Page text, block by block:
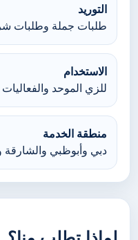
التوريد
طلبات جملة وطلبات
الاستخدام
للزي الموحد
منطقة الخدمة
دبي وأبوظبي والشارقة